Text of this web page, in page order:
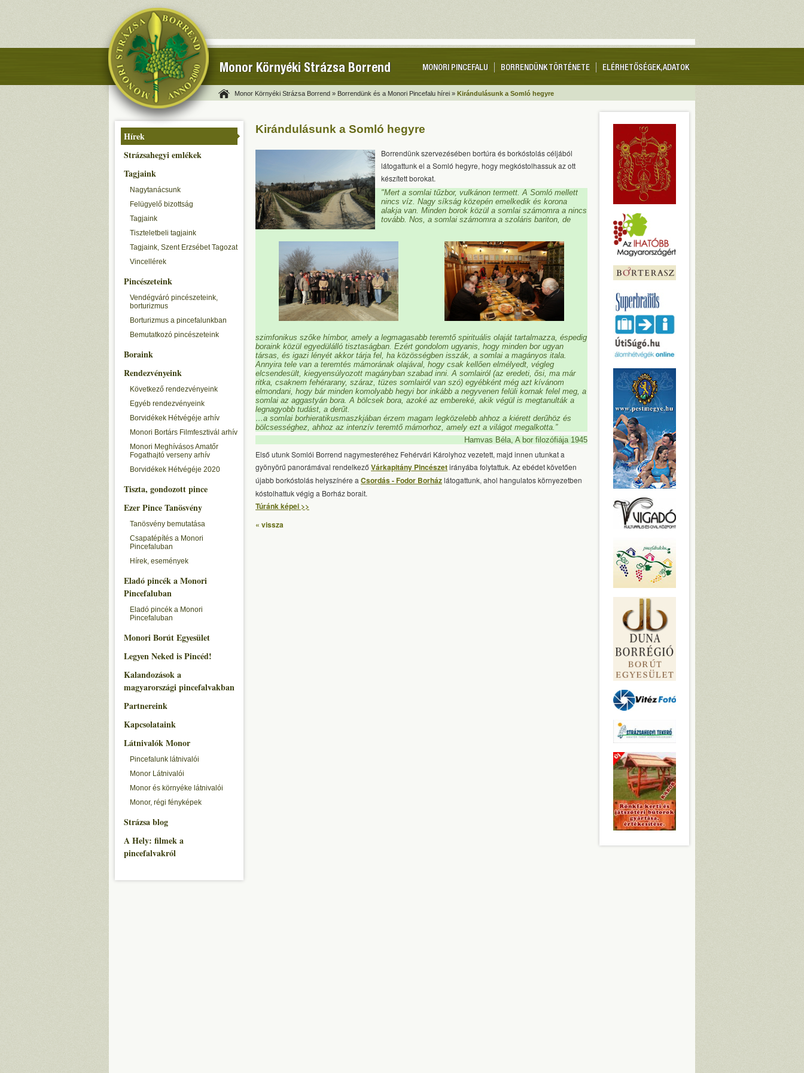
Monor Környéki Strázsa Borrend ELÉRHETŐSÉGEK, ADATOK
BORRENDÜNK TÖRTÉNETE
MONORI PINCEFALU
Monor Környéki Strázsa Borrend » Borrendünk és a Monori Pincefalu hírei » Kirándulásunk a Somló hegyre
Hírek
Strázsahegyi emlékek
Tagjaink
Nagytanácsunk
Felügyelő bizottság
Tagjaink
Tiszteletbeli tagjaink
Tagjaink, Szent Erzsébet Tagozat
Vincellérek
Pincészeteink
Vendégváró pincészeteink,
borturizmus
Borturizmus a pincefalunkban
Bemutatkozó pincészeteink
Boraink
Rendezvényeink
Következő rendezvényeink
Egyéb rendezvényeink
Borvidékek Hétvégéje arhív
Monori Bortárs Filmfesztivál arhív
Monori Meghívásos Amatőr
Fogathajtó verseny arhív
Borvidékek Hétvégéje 2020
Tiszta, gondozott pince
Ezer Pince Tanösvény
Tanösvény bemutatása
Csapatépítés a Monori
Pincefaluban
Hírek, események
Eladó pincék a Monori
Pincefaluban
Eladó pincék a Monori
Pincefaluban
Monori Borút Egyesület
Legyen Neked is Pincéd!
Kalandozások a
magyarországi pincefalvakban
Partnereink
Kapcsolataink
Látnivalók Monor
Pincefalunk látnivalói
Monor Látnivalói
Monor és környéke látnivalói
Monor, régi fényképek
Strázsa blog
A Hely: filmek a
pincefalvakról
Kirándulásunk a Somló hegyre
Borrendünk szervezésében bortúra és borkóstolás céljából
látogattunk el a Somló hegyre, hogy megkóstolhassuk az ott
készített borokat.
"Mert a somlai tűzbor, vulkánon termett. A Somló mellett
nincs víz. Nagy síkság közepén emelkedik és korona
alakja van. Minden borok közül a somlai számomra a nincs
tovább. Nos, a somlai számomra a szoláris bariton, de
szimfonikus szőke hímbor, amely a legmagasabb teremtő spirituális olaját tartalmazza, éspedig
boraink közül egyedülálló tisztaságban. Ezért gondolom ugyanis, hogy minden bor ugyan
társas, és igazi lényét akkor tárja fel, ha közösségben isszák, a somlai a magányos itala.
Annyira tele van a teremtés mámorának olajával, hogy csak kellően elmélyedt, végleg
elcsendesült, kiegyensúlyozott magányban szabad inni. A somlairól (az eredeti, ősi, ma már
ritka, csaknem fehérarany, száraz, tüzes somlairól van szó) egyébként még azt kívánom
elmondani, hogy bár minden komolyabb hegyi bor inkább a negyvenen felüli kornak felel meg, a
somlai az aggastyán bora. A bölcsek bora, azoké az embereké, akik végül is megtanulták a
legnagyobb tudást, a derűt.
…a somlai borhieratikusmaszkjában érzem magam legközelebb ahhoz a kiérett derűhöz és
bölcsességhez, ahhoz az intenzív teremtő mámorhoz, amely ezt a világot megalkotta.”
Hamvas Béla, A bor filozófiája 1945
Első utunk Somlói Borrend nagymesteréhez Fehérvári Károlyhoz vezetett, majd innen utunkat a
gyönyörű panorámával rendelkező Várkapitány Pincészetirányába folytattuk. Az ebédet követően
újabb borkóstolás helyszínére a Csordás - Fodor Borházlátogattunk, ahol hangulatos környezetben
kóstolhattuk végig a Borház borait.
Túránk képei >>
« vissza